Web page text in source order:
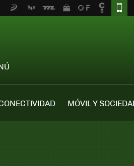
MÓVIL Y